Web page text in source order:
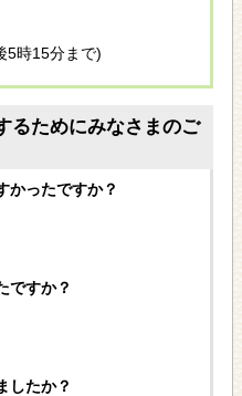
5時15分まで)
るためにみなさまのご
かったですか？
ですか？
したか？